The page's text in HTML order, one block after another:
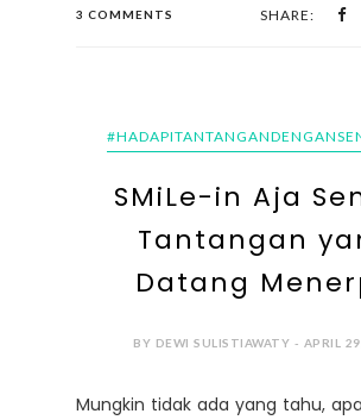
3 COMMENTS SHARE:
SMiLe-in Aja
Tantangan
Datang
BY DEWI SULISTIAWATY - APRIL
Mungkin tidak ada yang tahu,